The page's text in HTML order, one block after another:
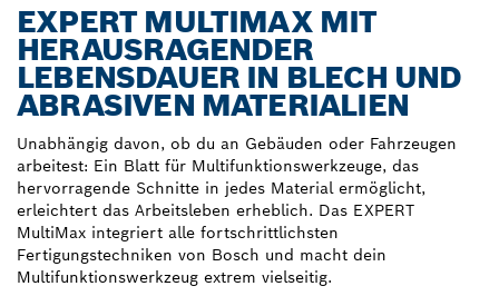
EXPERT MULTIMAX MIT
HERAUSRAGENDER
LEBENSDAUER IN BLECH UND
ABRASIVEN MATERIALIEN
Unabhängig davon, ob du an Gebäuden oder Fahrzeugen
arbeitest: Ein Blatt für Multifunktionswerkzeuge, das
hervorragende Schnitte in jedes Material ermöglicht,
erleichtert das Arbeitsleben erheblich. Das EXPERT
MultiMax integriert alle fortschrittlichsten
Fertigungstechniken von Bosch und macht dein
Multifunktionswerkzeug extrem vielseitig.